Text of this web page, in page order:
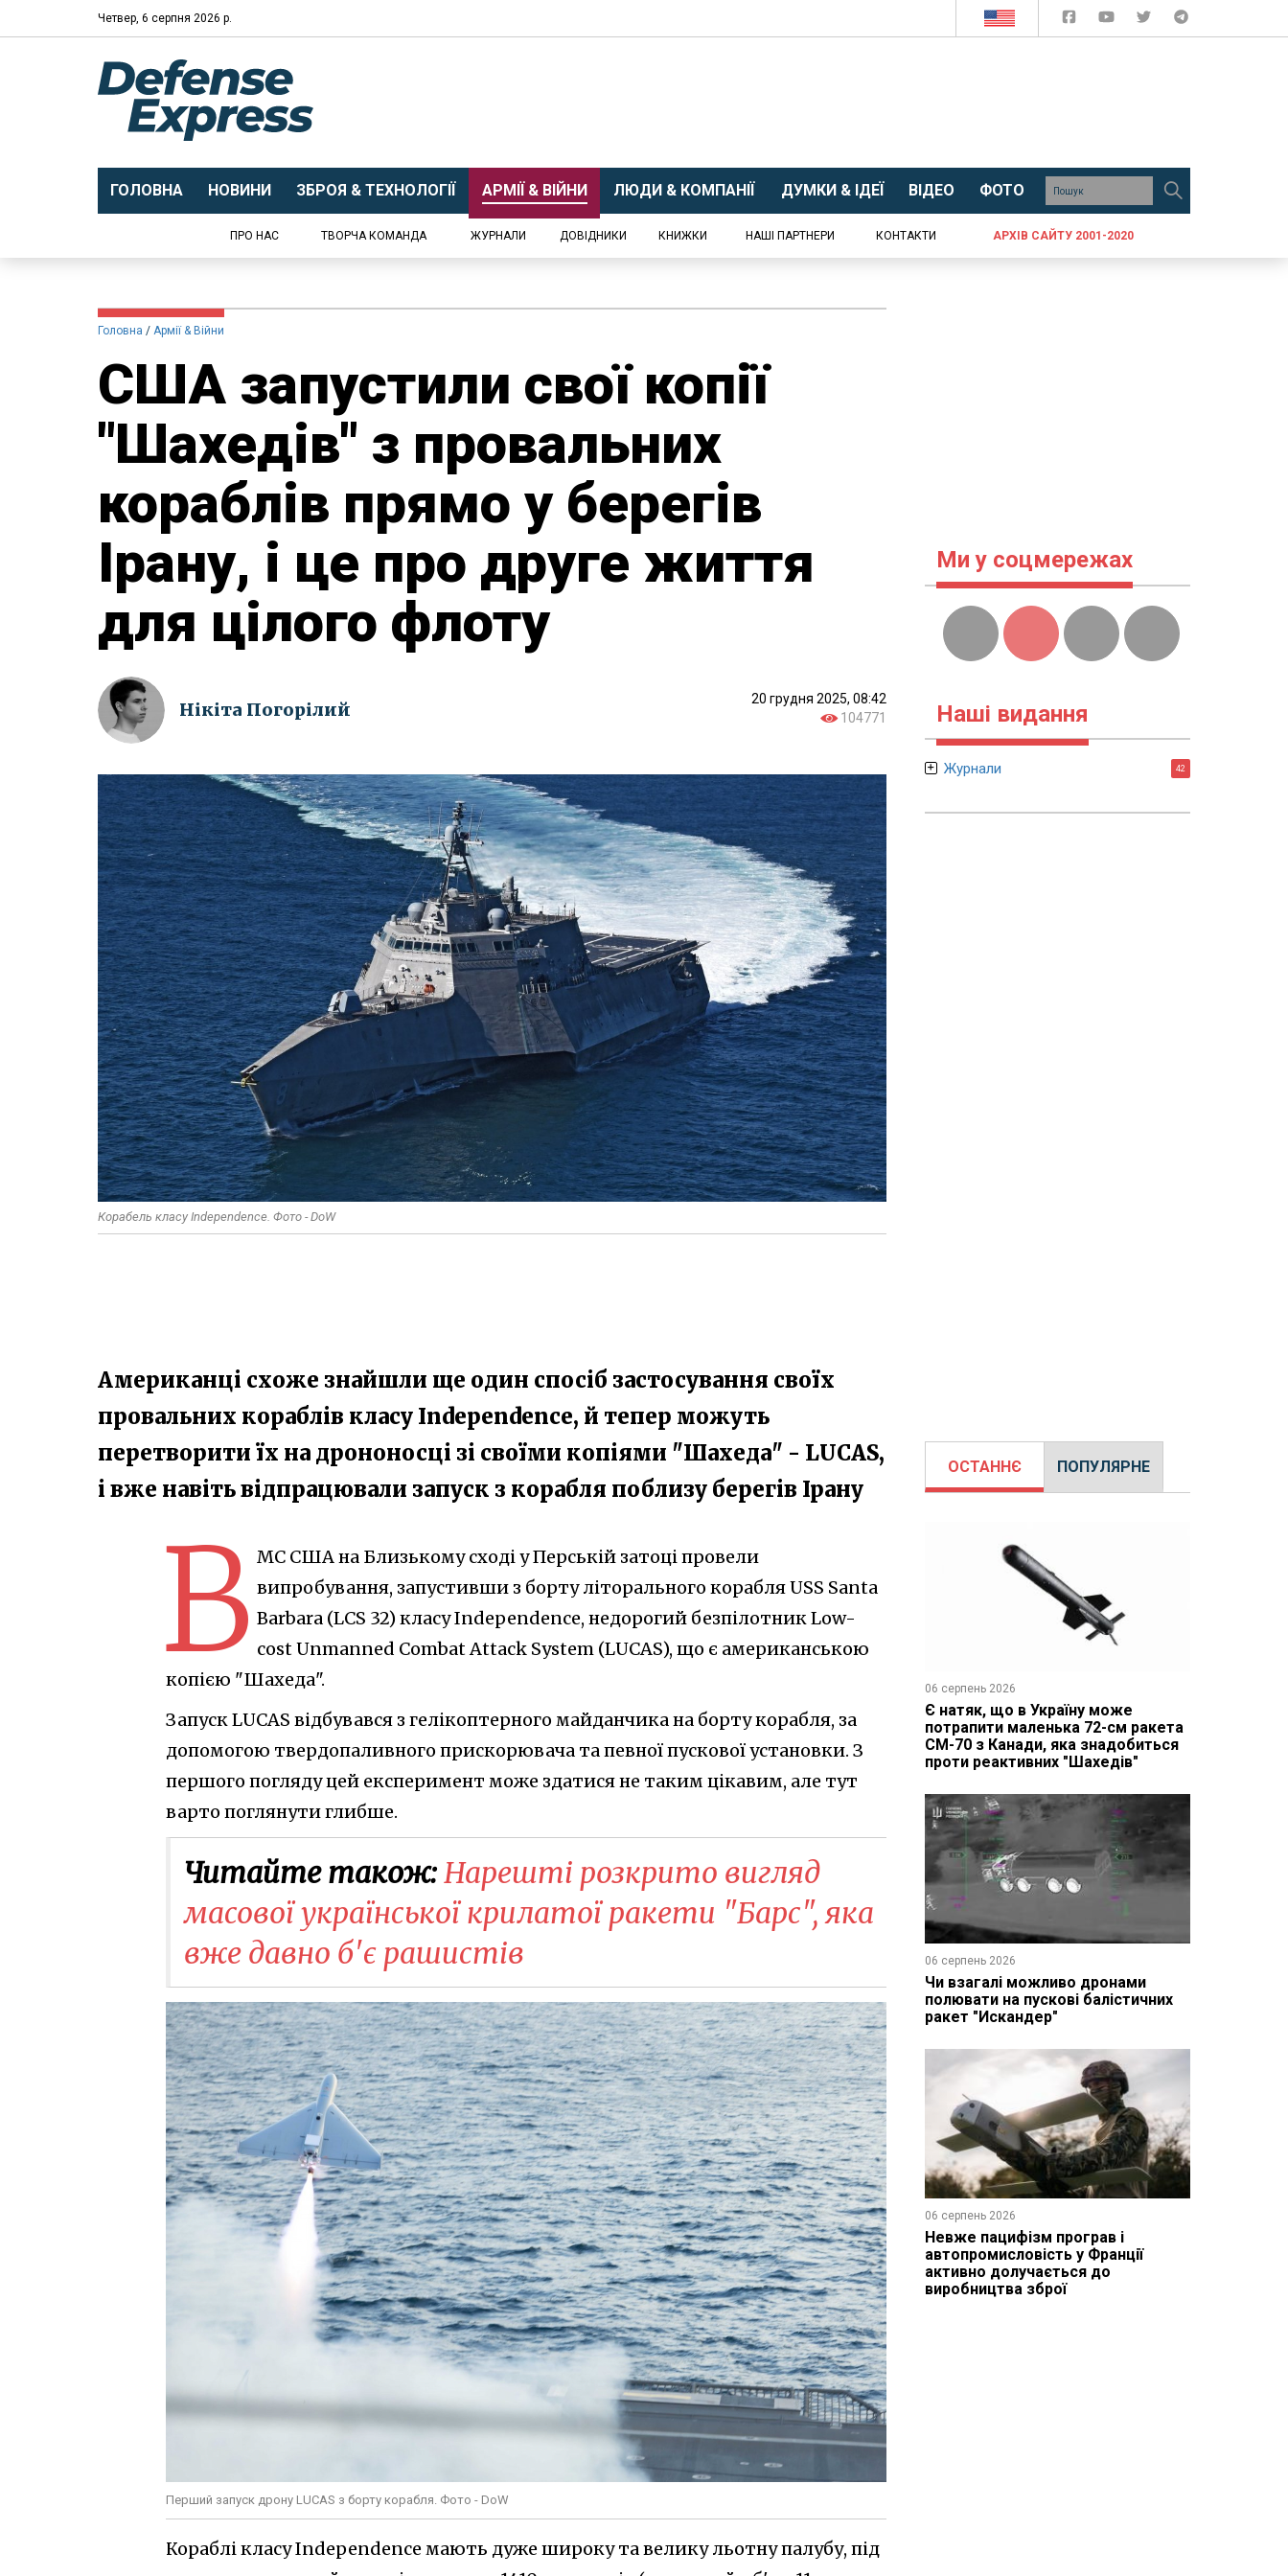
Четвер, 6 серпня 2026 р.
ГОЛОВНА НОВИНИ ЗБРОЯ & ТЕХНОЛОГІЇ АРМІЇ & ВІЙНИ ЛЮДИ & КОМПАНІЇ ДУМКИ & ІДЕЇ ВІДЕО ФОТО
ПРО НАС ТВОРЧА КОМАНДА ЖУРНАЛИ ДОВІДНИКИ КНИЖКИ НАШІ ПАРТНЕРИ КОНТАКТИ АРХІВ САЙТУ 2001-2020
Головна Армії & Війни
США запустили свої копії
"Шахедів" з провальних
кораблів прямо у берегів
Ірану, і це про друге життя
для цілого флоту
Нікіта Погорілий
20 грудня 2025, 08:42
104771
Корабель класу Independence. Фото - DoW
Американці схоже знайшли ще один спосіб застосування своїх
провальних кораблів класу Independence, й тепер можуть
перетворити їх на дрононосці зі своїми копіями "Шахеда" - LUCAS,
і вже навіть відпрацювали запуск з корабля поблизу берегів Ірану
В МС США на Близькому сході у Перській затоці провели
випробування, запустивши з борту літорального корабля USS Santa
Barbara (LCS 32) класу Independence, недорогий безпілотник Low-
cost Unmanned Combat Attack System (LUCAS), що є американською
копією "Шахеда".
Запуск LUCAS відбувався з гелікоптерного майданчика на борту корабля, за
допомогою твердопаливного прискорювача та певної пускової установки. З
першого погляду цей експеримент може здатися не таким цікавим, але тут
варто поглянути глибше.
Читайте також:Нарешті розкрито вигляд
масової української крилатої ракети "Барс", яка
вже давно б'є рашистів
Перший запуск дрону LUCAS з борту корабля. Фото - DoW
Кораблі класу Independence мають дуже широку та велику льотну палубу, під
Ми у соцмережах
Наші видання
Журнали 42
ОСТАННЄ ПОПУЛЯРНЕ
06 серпень 2026
Є натяк, що в Україну може
потрапити маленька 72-см ракета
CM-70 з Канади, яка знадобиться
проти реактивних "Шахедів"
06 серпень 2026
Чи взагалі можливо дронами
полювати на пускові балістичних
ракет "Искандер"
06 серпень 2026
Невже пацифізм програв і
автопромисловість у Франції
активно долучається до
виробництва зброї